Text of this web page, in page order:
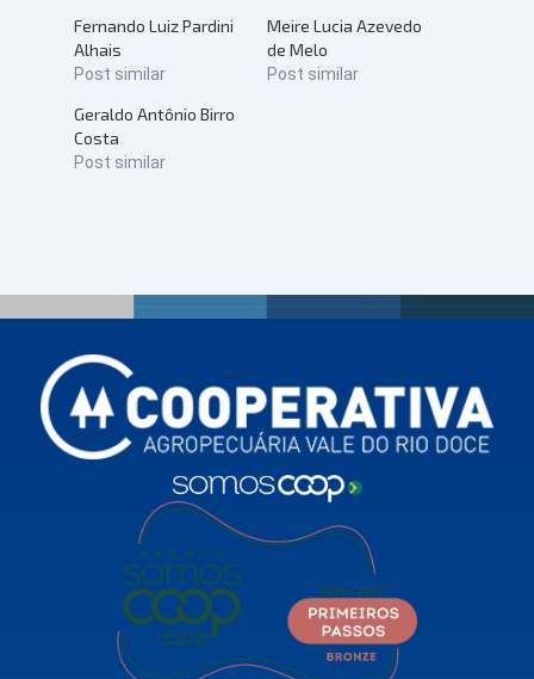
Fernando Luiz Pardini
Alhais
Post similar
Meire Lucia Azevedo
de Melo
Post similar
Geraldo Antônio Birro
Costa
Post similar